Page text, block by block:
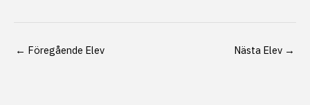
← Föregående Elev Nästa Elev →